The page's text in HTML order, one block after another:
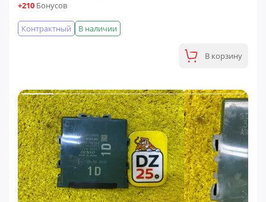
+210 Бонусов
В наличии
Контрактный
В корзину